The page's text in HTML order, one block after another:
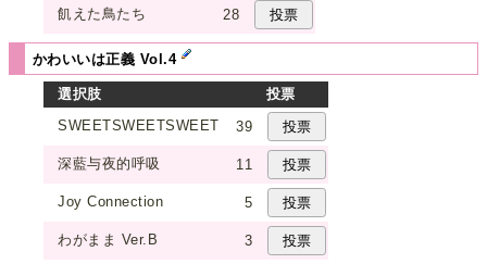
飢えた鳥たち 28
かわいいは正義 Vol.4
選択肢
投票
SWEETSWEETSWEET
39
深藍与夜的呼吸 11
Joy Connection 5
わがまま Ver.B 3